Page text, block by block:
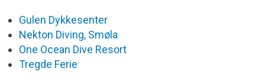
Gulen Dykkesenter
Nekton Diving, Smøla
One Ocean Dive Resort
Tregde Ferie